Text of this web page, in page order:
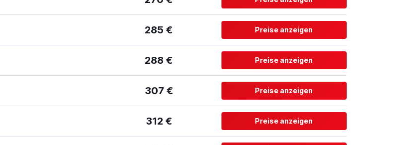
285 € Preise anzeigen
288 € Preise anzeigen
307 € Preise anzeigen
312 € Preise anzeigen